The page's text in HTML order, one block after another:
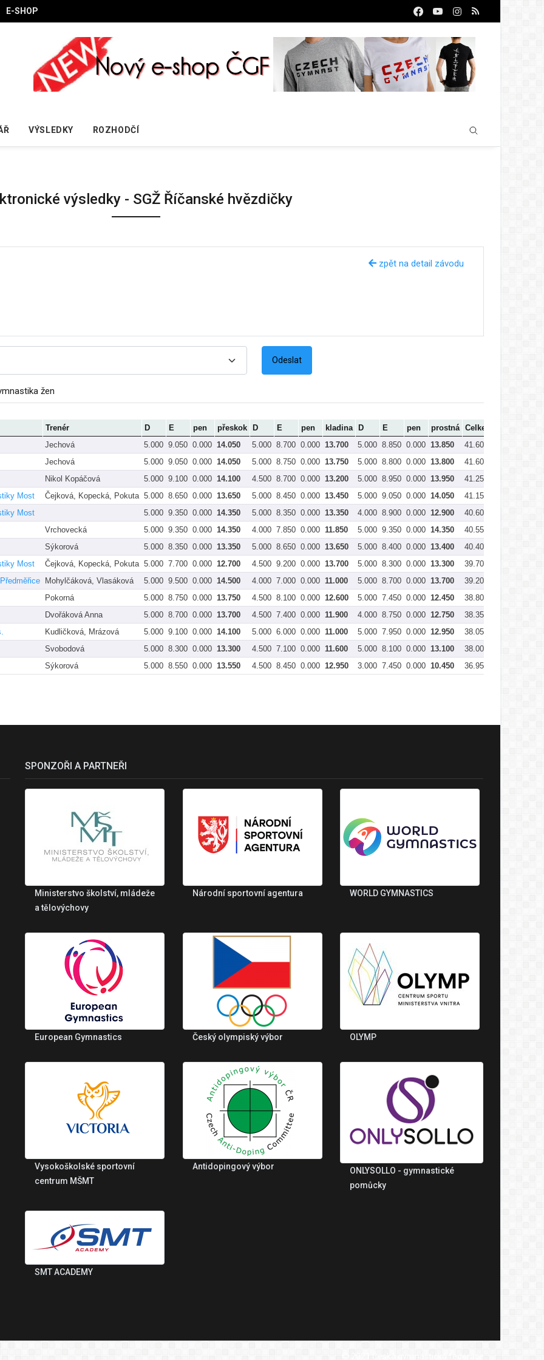
E-SHOP
VÝSLEDKY ROZHODČÍ
výsledky - SGŽ Říčanské hvězdičky
zpět na detail závodu
žen
Trenér D E pen přeskok D E pen kladina D E pen prostná Celkem
Jechová
5.000 9.050 0.000 14.050 5.000 8.700 0.000 13.700 5.000 8.850 0.000 13.850
41.600
Jechová
5.000 9.050 0.000 14.050 5.000 8.750 0.000 13.750 5.000 8.800 0.000 13.800
41.600
Nikol Kopáčová
5.000 9.100 0.000 14.100 4.500 8.700 0.000 13.200 5.000 8.950 0.000 13.950
41.250
Most
Čejková, Kopecká, Pokuta 5.000 8.650 0.000 13.650 5.000 8.450 0.000 13.450 5.000 9.050 0.000 14.050
41.150
Most
5.000 9.350 0.000 14.350 5.000 8.350 0.000 13.350 4.000 8.900 0.000 12.900
40.600
Vrchovecká
5.000 9.350 0.000 14.350 4.000 7.850 0.000 11.850 5.000 9.350 0.000 14.350
40.550
Sýkorová
5.000 8.350 0.000 13.350 5.000 8.650 0.000 13.650 5.000 8.400 0.000 13.400
40.400
Most
Čejková, Kopecká, Pokuta 5.000 7.700 0.000 12.700 4.500 9.200 0.000 13.700 5.000 8.300 0.000 13.300
39.700
Mohylčáková, Vlasáková 5.000 9.500 0.000 14.500 4.000 7.000 0.000 11.000 5.000 8.700 0.000 13.700
39.200
Pokorná
5.000 8.750 0.000 13.750 4.500 8.100 0.000 12.600 5.000 7.450 0.000 12.450
38.800
Dvořáková Anna
5.000 8.700 0.000 13.700 4.500 7.400 0.000 11.900 4.000 8.750 0.000 12.750
38.350
Kudličková, Mrázová 5.000 9.100 0.000 14.100 5.000 6.000 0.000 11.000 5.000 7.950 0.000 12.950
38.050
Svobodová
5.000 8.300 0.000 13.300 4.500 7.100 0.000 11.600 5.000 8.100 0.000 13.100
38.000
Sýkorová
5.000 8.550 0.000 13.550 4.500 8.450 0.000 12.950 3.000 7.450 0.000 10.450 36.950
SPONZOŘI A PARTNEŘI
Ministerstvo školství, mládeže
a tělovýchovy
Národní sportovní agentura WORLD GYMNASTICS
European Gymnastics Český olympiský výbor OLYMP
Vysokoškolské sportovní
centrum MŠMT
Antidopingový výbor
ONLYSOLLO - gymnastické
pomůcky
SMT ACADEMY